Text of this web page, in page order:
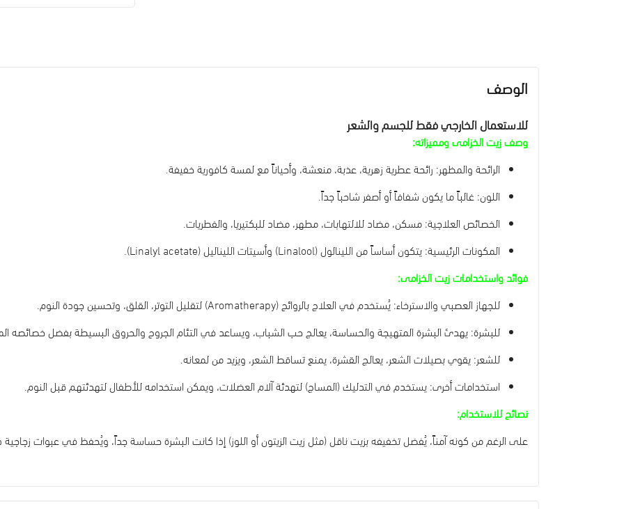
الوصف
للاستعمال الخارجي فقط للجسم والشعر
وصف زيت الخزامى ومميزاته:
الرائحة والمظهر: رائحة عطرية زهرية، عذبة، منعشة، وأحياناً مع لمسة كافورية خفيفة.
اللون: غالباً ما يكون شفافاً أو أصفر شاحباً جداً.
الخصائص العلاجية: مسكن، مضاد للالتهابات، مطهر، مضاد للبكتيريا، والفطريات.
المكونات الرئيسية: يتكون أساساً من اللينالول (Linalool) وأسيتات الليناليل (Linalyl acetate).
فوائد واستخدامات زيت الخزامى:
للجهاز العصبي والاسترخاء: يُستخدم في العلاج بالروائح (Aromatherapy) لتقليل التوتر، القلق، وتحسين جودة النوم.
للبشرة: يهدئ البشرة المتهيجة والحساسة، يعالج حب الشباب، ويساعد في التئام الجروح والحروق البسيطة بفضل خصائصه
للشعر: يقوي بصيلات الشعر، يعالج القشرة، يمنع تساقط الشعر، ويزيد من لمعانه.
استخدامات أخرى: يستخدم في التدليك (المساج) لتهدئة آلام العضلات، ويمكن استخدامه للأطفال لتهدئتهم قبل النوم.
نصائح للاستخدام:
على الرغم من كونه آمناً، يُفضل تخفيفه بزيت ناقل (مثل زيت الزيتون أو اللوز) إذا كانت البشرة حساسة جداً، ويُحفظ في عبوات زجاجية